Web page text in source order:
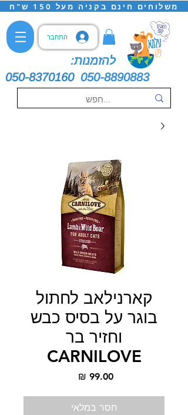
משלוחים חינם בקניה מעל 150 ש"ח
התחבר
להזמנות:
050-8370160 050-8890883
קארנילאב לחתול
בוגר על בסיס כבש
וחזיר בר
CARNILOVE
‏99.00 ‏₪
חסר במלאי